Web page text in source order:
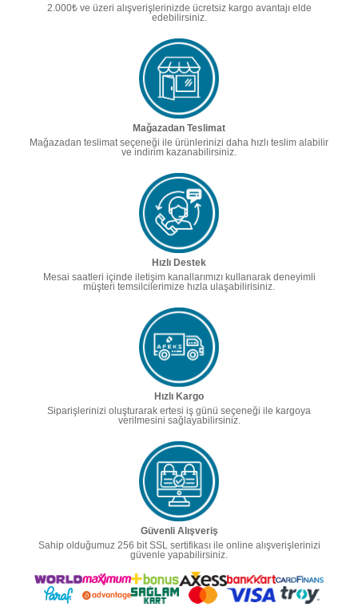
2.000₺ ve üzeri alışverişlerinizde ücretsiz kargo avantajı elde
edebilirsiniz.
Mağazadan Teslimat
Mağazadan teslimat seçeneği ile ürünlerinizi daha hızlı teslim alabilir
ve indirim kazanabilirsiniz.
Hızlı Destek
Mesai saatleri içinde iletişim kanallarımızı kullanarak deneyimli
müşteri temsilcilerimize hızla ulaşabilirisiniz.
Hızlı Kargo
Siparişlerinizi oluşturarak ertesi iş günü seçeneği ile kargoya
verilmesini sağlayabilirsiniz.
Güvenli Alışveriş
Sahip olduğumuz 256 bit SSL sertifikası ile online alışverişlerinizi
güvenle yapabilirsiniz.